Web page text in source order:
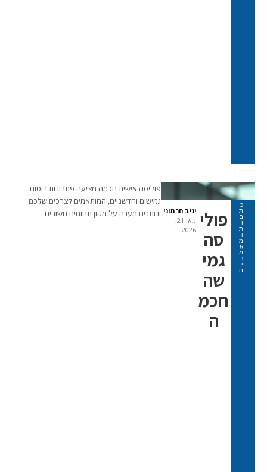
כ
ת
ב
ו
ת
ו
מ
א
מ
ר
י
ם
פולי
סה
גמי
שה
חכמ
ה
יניב חרמוני
מאי 21,
2026
פוליסה אישית חכמה מציעה פתרונות ביטוח
גמישים וחדשניים, המותאמים לצרכים שלכם
ונותנים מענה על מגוון תחומים חשובים.